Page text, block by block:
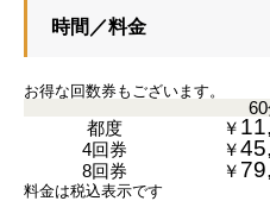
時間／料金
お得な回数券もございます。
都度
￥
4回券 ￥
8回券 ￥
料金は税込表示です